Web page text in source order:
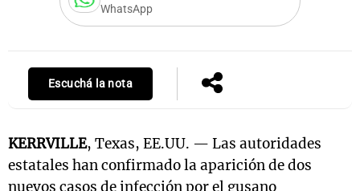
WhatsApp
Escuchá la nota
KERRVILLE, Texas, EE.UU. — Las autoridades
estatales han confirmado la aparición de dos
nuevos casos de infección por el gusano